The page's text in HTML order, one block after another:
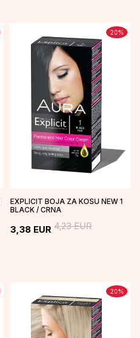
20%
EXPLICIT BOJA ZA KOSU NEW 1
BLACK / CRNA
3,38 EUR 4,23EUR
20%